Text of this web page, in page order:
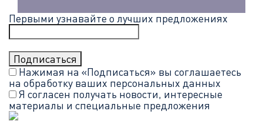
Первыми узнавайте о лучших предложениях
Нажимая на «Подписаться» вы соглашаетесь
на обработку ваших персональных данных
Я согласен получать новости, интересные
материалы и специальные предложения